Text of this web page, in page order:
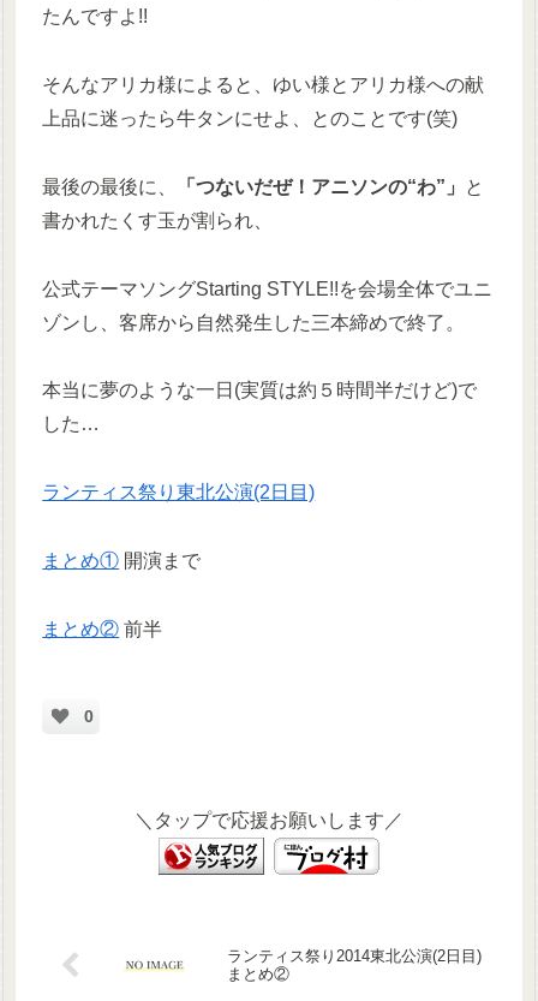
たんですよ!!
そんなアリカ様によると、ゆい様とアリカ様への献
上品に迷ったら牛タンにせよ、とのことです(笑)
最後の最後に、 「つないだぜ！アニソンの“わ”」
と
書かれたくす玉が割られ、
公式テーマソングStarting STYLE!!を会場全体でユニ
ゾンし、客席から自然発生した三本締めで終了。
本当に夢のような一日(実質は約５時間半だけど)で
した…
ランティス祭り東北公演(2日目)
まとめ① 開演まで
まとめ② 前半
0
＼タップで応援お願いします／
ランティス祭り2014東北公演(2日目)
まとめ②